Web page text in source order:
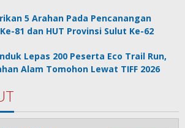
5 Arahan Pada Pencanangan
81 dan HUT Provinsi Sulut Ke-62
Lepas 200 Peserta Eco Trail Run,
Alam Tomohon Lewat TIFF 2026